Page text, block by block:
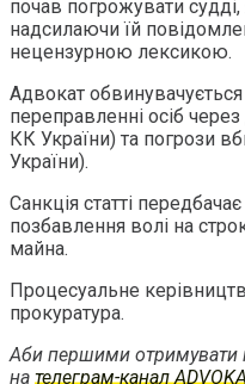
почав погрожувати
надсилаючи їй
нецензурною лексикою.
Адвокат обвинувачується
переправленні осіб
КК України) та погрози
України).
Санкція статті
позбавлення волі на
майна.
Процесуальне
прокуратура.
Аби першими отримувати
на телеграм-канал